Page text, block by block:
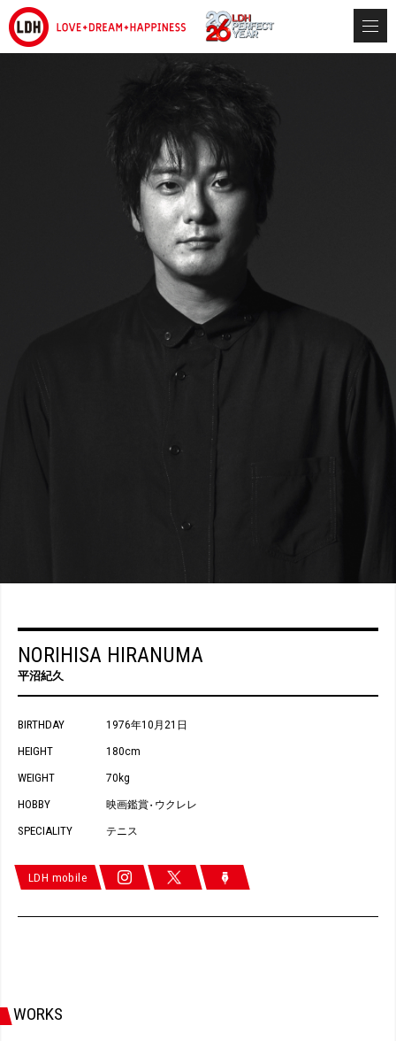
NORIHISA HIRANUMA
平沼紀久
BIRTHDAY 1976年10月21日
HEIGHT 180cm
WEIGHT 70kg
HOBBY 映画鑑賞・ウクレレ
SPECIALITY テニス
LDH mobile
WORKS